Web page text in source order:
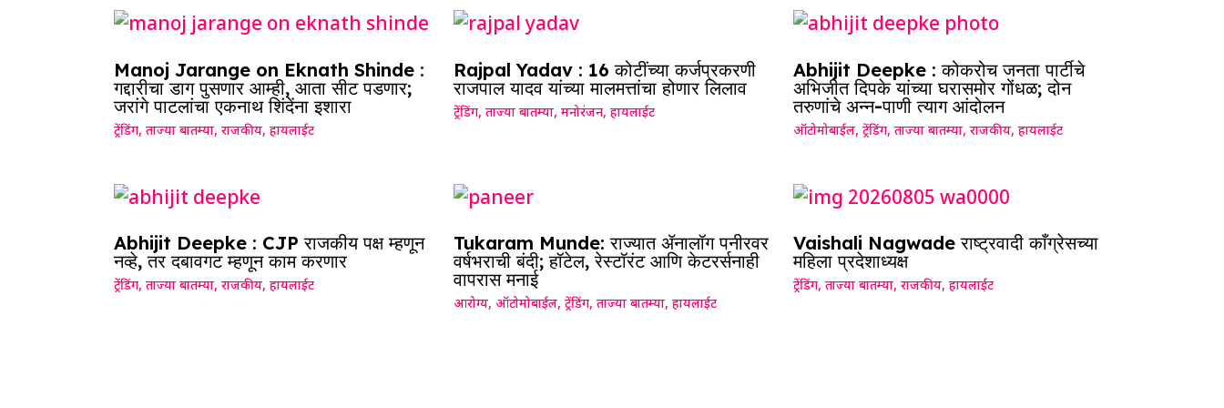
Manoj Jarange on Eknath Shinde :
गद्दारीचा डाग पुसणार आम्ही, आता सीट पडणार;
जरांगे पाटलांचा एकनाथ शिंदेंना इशारा
ट्रेंडिंग, ताज्या बातम्या, राजकीय, हायलाईट
Rajpal Yadav : 16 कोटींच्या कर्जप्रकरणी
राजपाल यादव यांच्या मालमत्तांचा होणार लिलाव
ट्रेंडिंग, ताज्या बातम्या, मनोरंजन, हायलाईट
Abhijit Deepke : कोकरोच जनता पार्टीचे
अभिजीत दिपके यांच्या घरासमोर गोंधळ; दोन
तरुणांचे अन्न-पाणी त्याग आंदोलन
ऑटोमोबाईल,ट्रेंडिंग,ताज्या बातम्या,राजकीय,हायलाईट
Abhijit Deepke : CJP राजकीय पक्ष म्हणून
नव्हे, तर दबावगट म्हणून काम करणार
ट्रेंडिंग, ताज्या बातम्या, राजकीय, हायलाईट
Tukaram Munde: राज्यात ॲनालॉग पनीरवर
वर्षभराची बंदी; हॉटेल, रेस्टॉरंट आणि केटरर्सनाही
वापरास मनाई
आरोग्य, ऑटोमोबाईल, ट्रेंडिंग, ताज्या बातम्या, हायलाईट
Vaishali Nagwade राष्ट्रवादी काँग्रेसच्या
महिला प्रदेशाध्यक्ष
ट्रेंडिंग,ताज्या बातम्या,राजकीय,हायलाईट